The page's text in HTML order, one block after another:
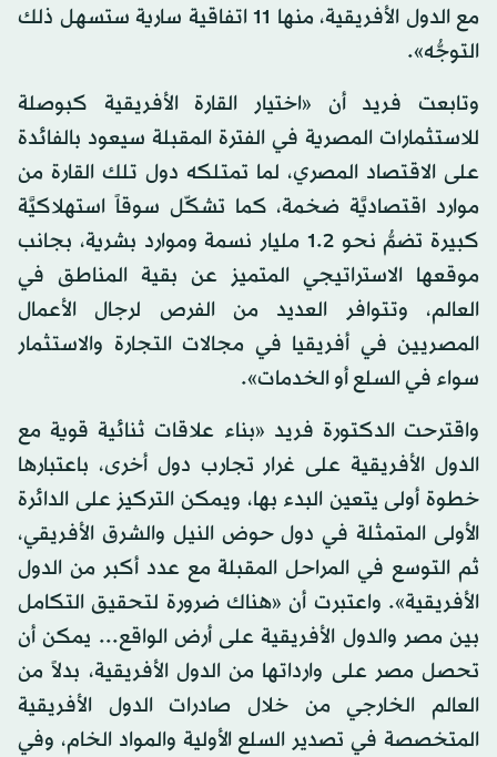
مع الدول الأفريقية، منها 11 اتفاقية سارية ستسهل ذلك
التوجُّه».
وتابعت فريد أن «اختيار القارة الأفريقية كبوصلة
للاستثمارات المصرية في الفترة المقبلة سيعود بالفائدة
على الاقتصاد المصري، لما تمتلكه دول تلك القارة من
موارد اقتصاديَّة ضخمة، كما تشكّل سوقاً استهلاكيَّة
كبيرة تضمُّ نحو 1.2 مليار نسمة وموارد بشرية، بجانب
موقعها الاستراتيجي المتميز عن بقية المناطق في
العالم، وتتوافر العديد من الفرص لرجال الأعمال
المصريين في أفريقيا في مجالات التجارة والاستثمار
سواء في السلع أو الخدمات».
واقترحت الدكتورة فريد «بناء علاقات ثنائية قوية مع
الدول الأفريقية على غرار تجارب دول أخرى، باعتبارها
خطوة أولى يتعين البدء بها، ويمكن التركيز على الدائرة
الأولى المتمثلة في دول حوض النيل والشرق الأفريقي،
ثم التوسع في المراحل المقبلة مع عدد أكبر من الدول
الأفريقية». واعتبرت أن «هناك ضرورة لتحقيق التكامل
بين مصر والدول الأفريقية على أرض الواقع... يمكن أن
تحصل مصر على وارداتها من الدول الأفريقية، بدلاً من
العالم الخارجي من خلال صادرات الدول الأفريقية
المتخصصة في تصدير السلع الأولية والمواد الخام، وفي